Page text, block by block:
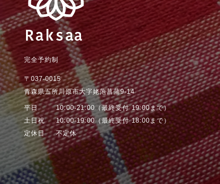
完全予約制
〒037-0015
青森県五所川原市大字姥萢菖蒲9-14
平日 10:00-21:00 （最終受付 19:00まで）
土日祝
10:00-19:00（最終受付 18:00まで）
定休日
不定休